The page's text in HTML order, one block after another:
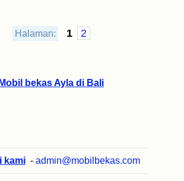
Mobil bekas Ayla di Bali
Halaman: 1 2
kami - admin@mobilbekas.com